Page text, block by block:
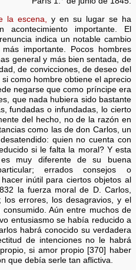
la escena,
y en su lugar se ha
importante. El
indica un notable cambio
importante. Pocos hombres
general y más bien sentada, de
de convicciones, de deseo del
como hombre obtiene el aprecio
negarse que como príncipe era
que nada hubiera sido bastante
fundadas o infundadas, lo cierto
del hecho, no de la razón en
como las de don Carlos, un
quien no cuenta con
si le falta la moral? Y esta
muy diferente de su buena
errados consejos o
inútil para ciertos objetos al
la fuerza moral de D. Carlos,
errores, los desagravios, y el
Aún entre muchos de
entusiasmo se había reducido a
habrá conocido su verdadera
de intenciones no le habrá
si amor propio [370] haber
que debía serle tan aflictiva.